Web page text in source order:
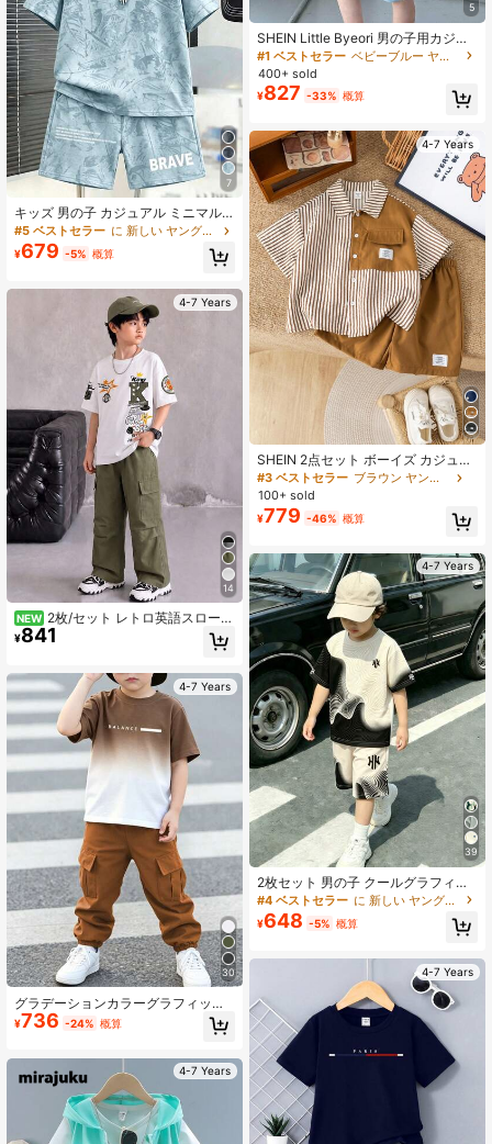
7
キッズ 男の子 カジュアル ミニマル
半袖Tシャツ＆ショーツセット
#5 ベストセラー に 新しい ヤングボーイズTシャツコーデ
¥679 -5% 概算
4-7 Years
14
NEW 2枚/セット レトロ英語スローガ
ン グラフィックプリント 男の子用
シンプル デジタルプリント ファッシ
ション 快適 ラウンドネック Tシャツ
& ロングパンツセット、ホワイト 半
袖トップス & グリーン ストレートレ
ッグ カーゴパンツ、オールシーズン
対応
¥841
4-7 Years
30
グラデーションカラーグラフィック
プリントTシャツとカーゴパンツセッ
ト、パーティー、フェスティバル、
ッショナブルなカジュアルアウトフ
ィット、男の子用
¥736 -24% 概算
4-7 Years
5
SHEIN Little Byeori 男の子用カジュ
アル コントラストカラー ステッチデ
ザイン ラウンドネック 半袖 ショー
ツセット 2枚組、通勤、学校、デイ
リーカジュアル、スポーツ、春夏シ
#1 ベストセラー
ベビーブルー ヤングボーイズセット
400+ sold
¥827 -33% 概算
4-7 Years
SHEIN 2点セット ボーイズ カジュア
ル 着心地良い ゆとりのあるシルエッ
ト 韓国風 ストライプシャツとカラー
ブロックショーツ、春夏シーズン、
デイリー、スポーツ、アウトドア、
通学、パーティ、休暇、撮影、学校
再開に最適
#3 ベストセラー
ブラウン ヤングボーイズセット
100+ sold
¥779 -46% 概算
4-7 Years
39
2枚セット 男の子 クールグラフィッ
ク&パーソナライズレター幾何学プリ
ント ラウンドネック 半袖Tシャツ&
スポーツショーツ、ホリデーパーテ
のファッションカジュアルウェア、
春/夏ストリートウェア、アウトドア
カジュアルアウトフィット、学校再
開パーティー、アウトドアに適して
います
#4 ベストセラー に 新しい ヤングボーイズTシャツコーデ
¥648 -5% 概算
4-7 Years